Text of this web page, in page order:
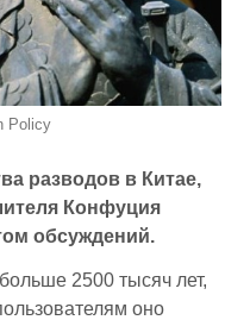
Policy
разводов в Китае,
Конфуция
обсуждений.
2500 тысяч лет,
оно